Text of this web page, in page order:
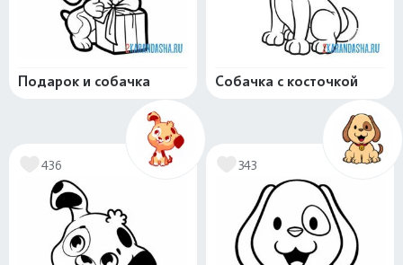
Подарок и собачка Собачка с косточкой
436 343